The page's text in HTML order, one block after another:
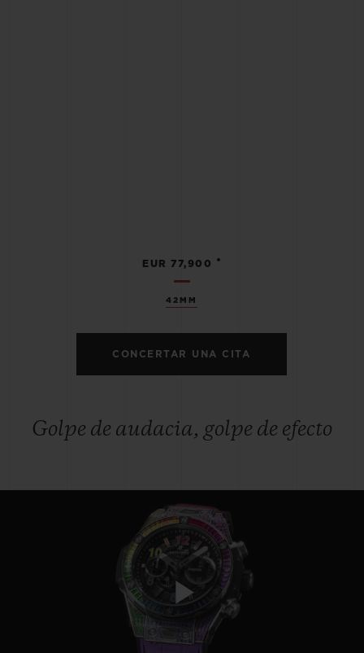
42MM
EUR 77,900 •
CONCERTAR UNA CITA
Golpe de audacia, golpe de efecto
Play